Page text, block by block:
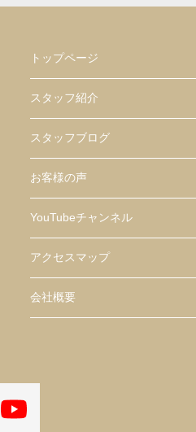
トップページ
スタッフ紹介
スタッフブログ
お客様の声
YouTubeチャンネル
アクセスマップ
会社概要